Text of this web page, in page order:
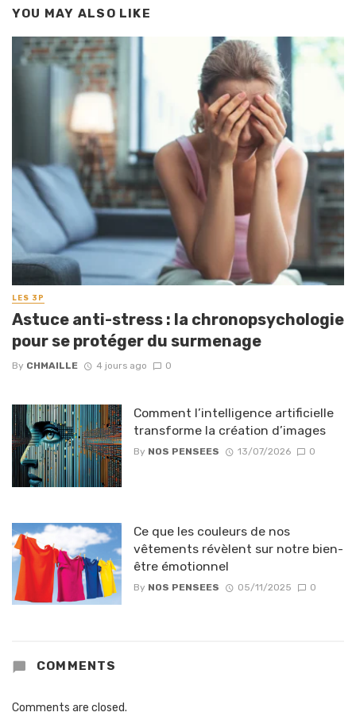
YOU MAY ALSO LIKE
LES 3P
Astuce anti-stress : la chronopsychologie
pour se protéger du surmenage
By CHMAILLE 4 jours ago 0
Comment l’intelligence artificielle
transforme la création d’images
By NOS PENSEES 13/07/2026 0
Ce que les couleurs de nos
vêtements révèlent sur notre bien-
être émotionnel
By NOS PENSEES 05/11/2025 0
COMMENTS
Comments are closed.